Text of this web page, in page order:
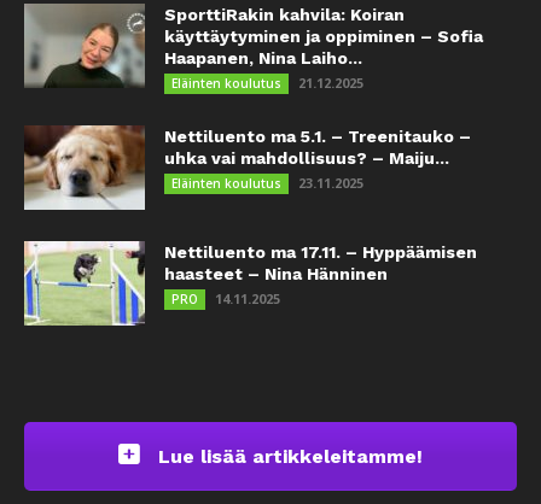
SporttiRakin kahvila: Koiran
käyttäytyminen ja oppiminen – Sofia
Haapanen, Nina Laiho...
Eläinten koulutus 21.12.2025
Nettiluento ma 5.1. – Treenitauko –
uhka vai mahdollisuus? – Maiju...
Eläinten koulutus 23.11.2025
Nettiluento ma 17.11. – Hyppäämisen
haasteet – Nina Hänninen
PRO 14.11.2025
Lue lisää artikkeleitamme!